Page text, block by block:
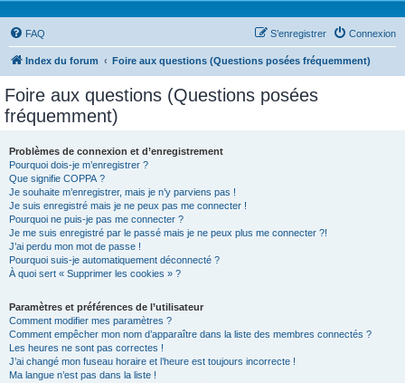
FAQ Connexion
S’enregistrer
Index du forum Foire aux questions (Questions posées fréquemment)
Foire aux questions (Questions posées
fréquemment)
Problèmes de connexion et d’enregistrement
Pourquoi dois-je m’enregistrer ?
Que signifie COPPA ?
Je souhaite m’enregistrer, mais je n’y parviens pas !
Je suis enregistré mais je ne peux pas me connecter !
Pourquoi ne puis-je pas me connecter ?
Je me suis enregistré par le passé mais je ne peux plus me connecter ?!
J’ai perdu mon mot de passe !
Pourquoi suis-je automatiquement déconnecté ?
À quoi sert « Supprimer les cookies » ?
Paramètres et préférences de l’utilisateur
Comment modifier mes paramètres ?
Comment empêcher mon nom d’apparaître dans la liste des membres connectés ?
Les heures ne sont pas correctes !
J’ai changé mon fuseau horaire et l’heure est toujours incorrecte !
Ma langue n’est pas dans la liste !